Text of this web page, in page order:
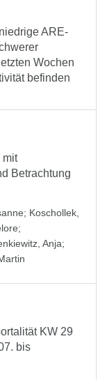
ARE-
Wochen
befinden
mit
Betrachtung
; Koschollek,
;
Anja;
KW 29
bis